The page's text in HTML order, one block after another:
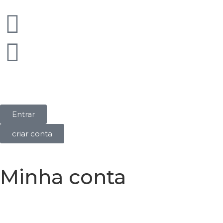
Entrar
criar conta
Minha conta